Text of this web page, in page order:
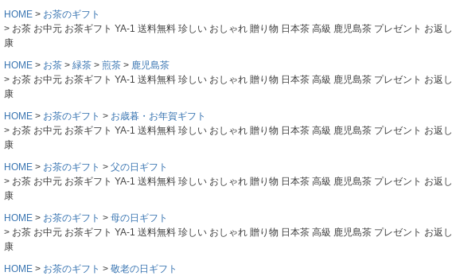
HOME
お茶のギフト
お茶 お中元 お茶ギフト YA-1 送料無料 珍しい おしゃれ 贈り物 日本茶 高級 鹿児島茶 プレゼント お
康
HOME
お茶 緑茶 煎茶
鹿児島茶
お茶 お中元 お茶ギフト YA-1 送料無料 珍しい おしゃれ 贈り物 日本茶 高級 鹿児島茶 プレゼント お
康
HOME
お茶のギフト
お歳暮・お年賀ギフト
お茶 お中元 お茶ギフト YA-1 送料無料 珍しい おしゃれ 贈り物 日本茶 高級 鹿児島茶 プレゼント お
康
HOME
お茶のギフト
父の日ギフト
お茶 お中元 お茶ギフト YA-1 送料無料 珍しい おしゃれ 贈り物 日本茶 高級 鹿児島茶 プレゼント お
康
HOME
お茶のギフト
母の日ギフト
お茶 お中元 お茶ギフト YA-1 送料無料 珍しい おしゃれ 贈り物 日本茶 高級 鹿児島茶 プレゼント お
康
HOME
お茶のギフト
敬老の日ギフト